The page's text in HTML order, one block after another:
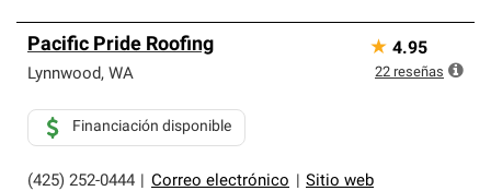
Pacific Pride Roofing
Lynnwood, WA
(425) 252-0444 Correo electrónico Sitio web
Financiación disponible
★ 4.95
22 reseñas